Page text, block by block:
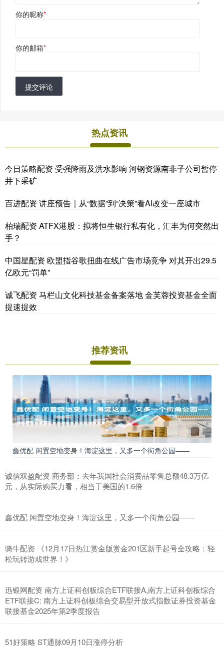
你的昵称*
你的邮箱*
提交评论
热点资讯
今日策略配资 受强降雨及洪水影响 河钢资源南非子公司暂停
井下采矿
百进配资 讲座预告｜从“数据”到“决策”看AI改变一座城市
柏瑞配资 ATFX港股：拟将恒生银行私有化，汇丰为何突然出
手？
中国星配资 欧盟指谷歌扭曲在线广告市场竞争 对其开出29.5
亿欧元“罚单”
诚飞配资 马栏山文化科技基金备案落地 金芙蓉投资基金全面
提速提效
推荐资讯
鑫优配 闲置空地变身！海淀这里，又多一个街角公园——
诚信双盈配资 商务部：去年我国社会消费品零售总额48.3万亿
元，从实际购买力看，相当于美国的1.6倍
鑫优配 闲置空地变身！海淀这里，又多一个街角公园——
骑牛配资 《12月17日热江赏金版赏金201区新手起号全攻略：轻
松玩转游戏世界！》
迅银网配资 南方上证科创板综合ETF联接A,南方上证科创板综合
ETF联接C: 南方上证科创板综合交易型开放式指数证券投资基金
联接基金2025年第2季度报告
51好策略 ST通脉09月10日涨停分析